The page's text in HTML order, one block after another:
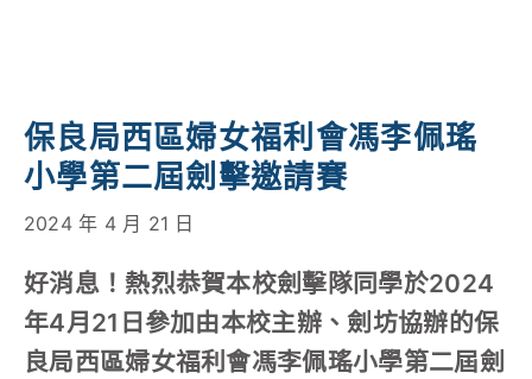
保良局西區婦女福利會馮李佩瑤
小學第二屆劍擊邀請賽
2024 年 4 月 21 日
好消息！熱烈恭賀本校劍擊隊同學於2024
年4月21日參加由本校主辦、劍坊協辦的保
良局西區婦女福利會馮李佩瑤小學第二屆劍